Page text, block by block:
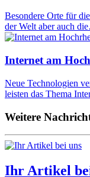
Besondere Orte für
der Welt aber auch
Internet am
Neue Technologien
leisten das Thema
Weitere
Ihr Artikel